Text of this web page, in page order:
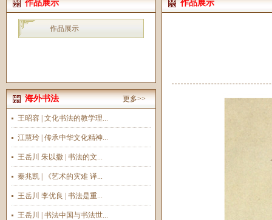
作品展示
作品展示
海外书法 更多>>
王昭容 | 文化书法的教学理...
江慧玲 | 传承中华文化精神...
王岳川 朱以撒 | 书法的文...
秦兆凯 | 《艺术的灾难 译...
王岳川 李优良 | 书法是重...
王岳川 | 书法中国与书法世...
作品展示